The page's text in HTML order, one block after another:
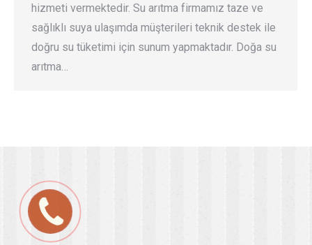
hizmeti vermektedir. Su arıtma firmamız taze ve
sağlıklı suya ulaşımda müşterileri teknik destek ile
doğru su tüketimi için sunum yapmaktadır. Doğa su
arıtma…